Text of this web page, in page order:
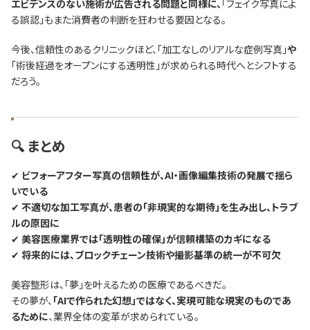
エビデンスのない施術が広告される問題と同様に、 「フェイク写真によ
る誤認」もまた消費者の判断を狂わせる要因となる。
今後、信頼性のあるクリニックほど、「加工なしのリアルな症例写真」や
「術後経過をオープンにする透明性」が求められる時代へとシフトする
だろう。
🔍 まとめ
✔ ビフォーアフター写真の信頼性が、AI・画像編集技術の発展で揺ら
いでいる
✔ 不適切な加工写真が、患者の「非現実的な期待」を生み出し、トラブ
ルの原因に
✔ 美容医療業界では「透明性の確保」が信頼構築のカギになる
✔ 将来的には、ブロックチェーン技術や撮影基準の統一が不可欠
美容整形は、「夢」を叶えるための医療であるべきだ。
その夢が、 「AIで作られた幻想」ではなく、実現可能な現実のものであ
るために、業界全体の変革が求められている。